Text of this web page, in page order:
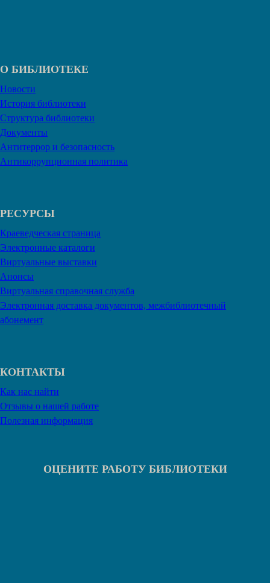
О БИБЛИОТЕКЕ
Новости
История библиотеки
Структура библиотеки
Документы
Антитеррор и безопасность
Антикоррупционная политика
РЕСУРСЫ
Краеведческая страница
Электронные каталоги
Виртуальные выставки
Анонсы
Виртуальная справочная служба
Электронная доставка документов, межбиблиотечный
абонемент
КОНТАКТЫ
Как нас найти
Отзывы о нашей работе
Полезная информация
ОЦЕНИТЕ РАБОТУ БИБЛИОТЕКИ